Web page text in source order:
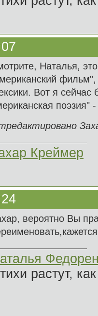
Наталья,
Вот я сейчас
поэзия"
Креймер
вероятно Вы
растут,